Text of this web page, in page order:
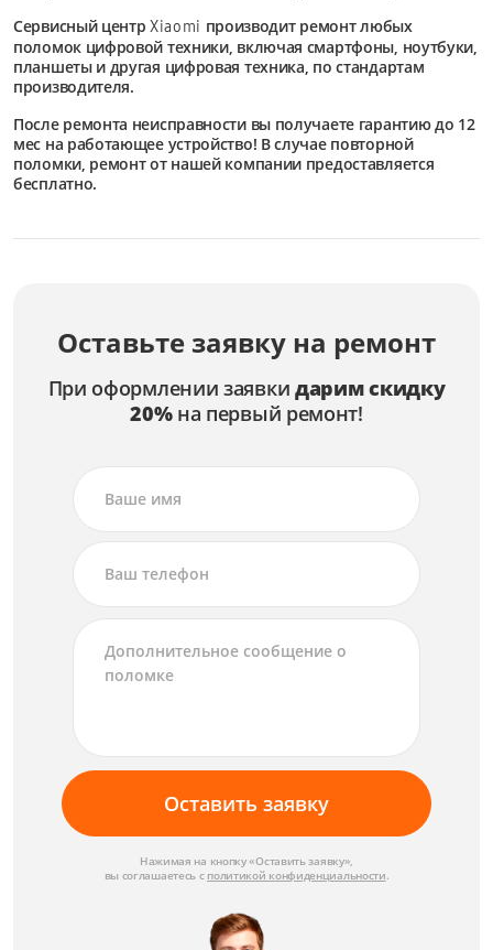
Сервисный центрXiaomi производит ремонт любых
поломок цифровой техники, включая смартфоны, ноутбуки,
планшеты и другая цифровая техника, по стандартам
производителя.
После ремонта неисправности вы получаете гарантию до 12
мес на работающее устройство! В случае повторной
поломки, ремонт от нашей компании предоставляется
бесплатно.
Оставьте заявку на ремонт
При оформлении заявки дарим скидку
20%на первый ремонт!
Оставить заявку
Нажимая на кнопку «Оставить заявку»,
вы соглашаетесь с политикой конфиденциальности.